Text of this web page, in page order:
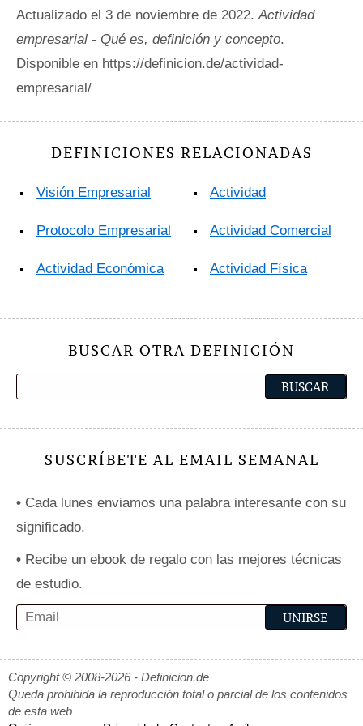
Actualizado el 3 de noviembre de 2022.Actividad
empresarial - Qué es, definición y concepto.
Disponible en https://definicion.de/actividad-
empresarial/
DEFINICIONES RELACIONADAS
Visión Empresarial
Protocolo Empresarial
Actividad Económica
Actividad
Actividad Comercial
Actividad Física
BUSCAR OTRA DEFINICIÓN
SUSCRÍBETE AL EMAIL SEMANAL
• Cada lunes enviamos una palabra interesante con su
significado.
• Recibe un ebook de regalo con las mejores técnicas
de estudio.
Copyright © 2008-2026 - Definicion.de
Queda prohibida la reproducción total o parcial de los contenidos
de esta web